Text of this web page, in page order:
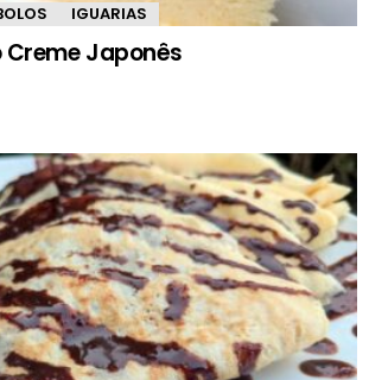
IGUARIAS
Creme Japonês